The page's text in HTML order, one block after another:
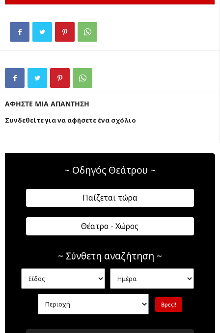
ΑΦΗΣΤΕ ΜΙΑ ΑΠΑΝΤΗΣΗ
Συνδεθείτε για να αφήσετε ένα σχόλιο
~ Οδηγός Θεάτρου ~
Παίζεται τώρα
Θέατρο - Χώρος
~ Σύνθετη αναζήτηση ~